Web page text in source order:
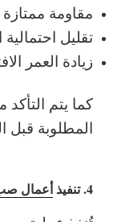
مقاومة ممتازة
تقليل
زيادة العمر
كما يتم
المطلوبة قبل
4. تنفيذ أعمال